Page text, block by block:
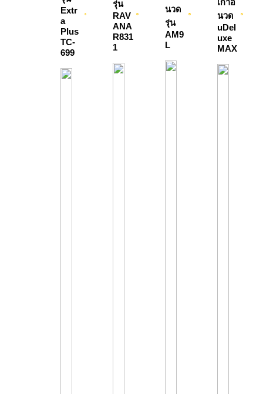
Extr
a
Plus
TC-
699
รุ่น
RAV
ANA
R831
1
นวด
รุ่น
AM9
L
เก้าอี้
นวด
uDel
uxe
MAX